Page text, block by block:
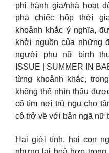
phi hành gia/nhà hoạt
phá chiếc hộp thời
khoảnh khắc ý nghĩa,
khởi nguồn của những
người phụ nữ bình
ISSUE | SUMMER IN
từng khoảnh khắc,
không thể nhìn thấu
cô tìm nơi trú ngụ cho
cô trở về với bản ngã nữ
Hai giới tính, hai con